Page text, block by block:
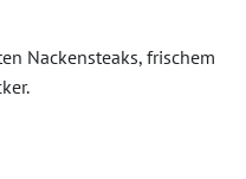
Nackensteaks, frischem